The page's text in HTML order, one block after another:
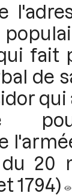
fait
de
20
1794)